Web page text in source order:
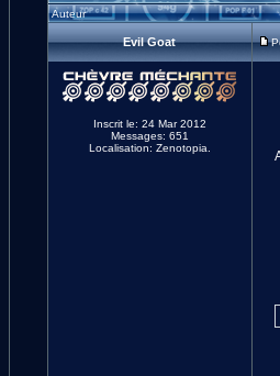
Auteur
Evil Goat
Inscrit le: 24 Mar 2012
Messages: 651
Localisation: Zenotopia.